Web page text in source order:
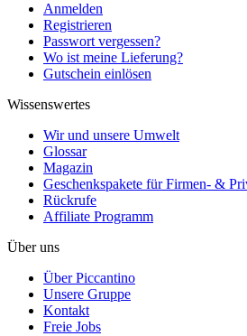
Anmelden
Registrieren
Passwort vergessen?
Wo ist meine Lieferung?
Gutschein einlösen
Wissenswertes
Wir und unsere Umwelt
Glossar
Magazin
Geschenkspakete für Firmen- &
Rückrufe
Affiliate Programm
Über uns
Über Piccantino
Unsere Gruppe
Kontakt
Freie Jobs